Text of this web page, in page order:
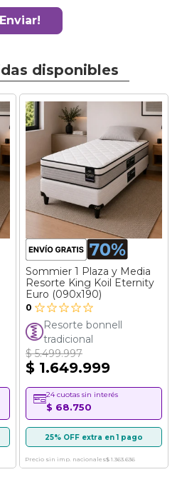
disponibles
Sommier 1 Plaza y Media
Resorte King Koil Eternity
Euro (090x190)
0
Resorte bonnell
tradicional
$ 5.499.997
$ 1.649.999
24 cuotas sin interés
$ 68.750
25% OFF extra en 1 pago
Precio sin imp. nacionales$ 1.363.636